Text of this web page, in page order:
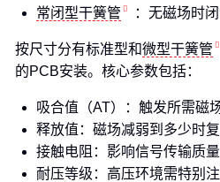
常闭型干簧管
：无磁场时
按尺寸分有标准型和微型干簧管
的PCB安装。核心参数包括：
吸合值（AT）：触发所需磁
释放值：磁场减弱到多少时
接触电阻：影响信号传输质量
耐压等级：高压环境需特别